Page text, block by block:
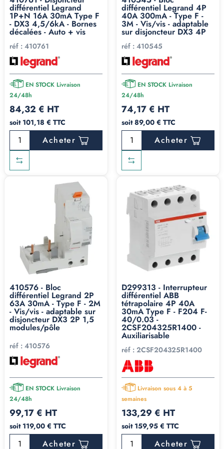
Concrètement, il identifie :
Les courants alternatifs sinusoïdaux jusqu'à1 000 Hz
(très haute fréquence).
Les courants alternatifs superposés à un courant continu
lissé.
Les courants continus pulsés superposés à un courant
continu lissé.
Les courants continus pulsés issus d'une ou plusieurs
phases.
Les courants continus ou lissés, quelle que soit leur
polarité, qu'ils apparaissent brutalement ou
progressivement.
C'est cette polyvalence qui le rend indispensable pour
tous les appareils modernes à électronique de puissance
(variateurs, onduleurs, drives moteurs).
💡 Faut-il mettre du
type F partout ?
C'est la question qu'on nous pose le plus souvent.
La réponse :non, ce n'est pas nécessaire. Même
si la norme l'autorise, ça vous coûte plus cher sans
réelle plus-value sur les circuits classiques.
Notre conseil après 10 ans à concevoir des
installations avec nos clients :
uniquement là où la norme l'impose
(PAC, climatisation inverter, pompes de piscine
et autres équipements à variateur de vitesse
monophasé).
Type A-Si / A-HI / A AP-R (super-immunisé)
différentiel Legrand
1P+N 16A 30mA Type F
- DX3 4,5/6kA - Bornes
décalées - Auto + vis
réf : 410761
EN STOCK Livraison
24/48h
84,32 € HT
soit 101,18 € TTC
Acheter
différentiel Legrand 4P
40A 300mA - Type F -
3M - Vis/vis - adaptable
sur disjoncteur DX3 4P
réf : 410545
EN STOCK Livraison
24/48h
74,17 € HT
soit 89,00 € TTC
Acheter
410576 - Bloc
différentiel Legrand 2P
63A 30mA - Type F - 2M
- Vis/vis - adaptable sur
disjoncteur DX3 2P 1,5
modules/pôle
réf : 410576
EN STOCK Livraison
24/48h
99,17 € HT
soit 119,00 € TTC
Acheter
D299313 - Interrupteur
différentiel ABB
tétrapolaire 4P 40A
30mA Type F - F204 F-
40/0.03 -
2CSF204325R1400 -
Auxiliarisable
réf : 2CSF204325R1400
Livraison sous 4 à 5
semaines
133,29 € HT
soit 159,95 € TTC
Acheter